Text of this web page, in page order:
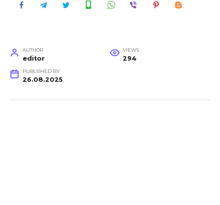
AUTHOR
editor
VIEWS
294
PUBLISHED BY
26.08.2025